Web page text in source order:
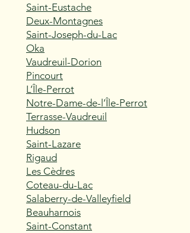
Saint-Eustache
Deux-Montagnes
Saint-Joseph-du-Lac
Oka
Vaudreuil-Dorion
Pincourt
L’Île-Perrot
Notre-Dame-de-l’Île-Perrot
Terrasse-Vaudreuil
Hudson
Saint-Lazare
Rigaud
Les Cèdres
Coteau-du-Lac
Salaberry-de-Valleyfield
Beauharnois
Saint-Constant